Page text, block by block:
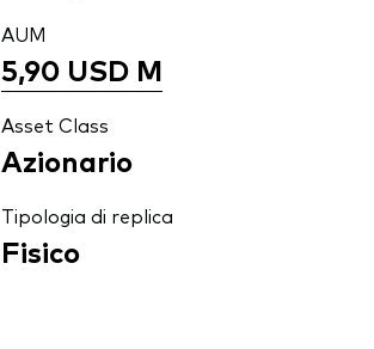
AUM
5,90 USD M
Asset Class
Azionario
Tipologia di replica
Fisico